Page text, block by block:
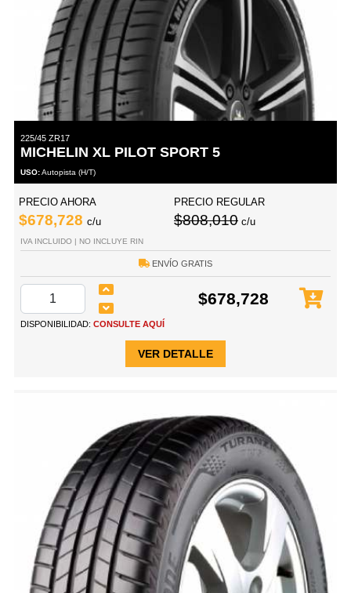
225/45 ZR17
MICHELIN XL PILOT SPORT 5
USO:Autopista (H/T)
PRECIO AHORA
$678,728 c/u
PRECIO REGULAR
$808,010 c/u
IVA INCLUIDO | NO INCLUYE RIN
ENVÍO GRATIS
$678,728
DISPONIBILIDAD: CONSULTE AQUÍ
VER DETALLE